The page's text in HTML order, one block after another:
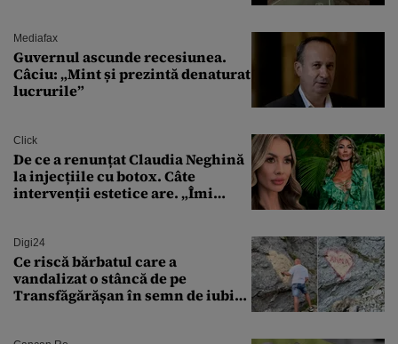
Mediafax
Guvernul ascunde recesiunea.
Câciu: „Mint și prezintă denaturat
lucrurile”
Click
De ce a renunțat Claudia Neghină
la injecțiile cu botox. Câte
intervenții estetice are. „Îmi
Digi24
Ce riscă bărbatul care a
vandalizat o stâncă de pe
Transfăgărășan în semn de iubire